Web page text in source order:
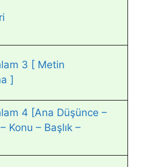
3 [ Metin
]
4 [Ana Düşünce –
Konu – Başlık –